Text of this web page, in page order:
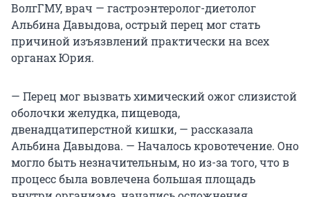
ВолгГМУ, врач — гастроэнтеролог-диетолог
Альбина Давыдова, острый перец мог стать
причиной изъязвлений практически на всех
органах Юрия.
— Перец мог вызвать химический ожог слизистой
оболочки желудка, пищевода,
двенадцатиперстной кишки, — рассказала
Альбина Давыдова. — Началось кровотечение. Оно
могло быть незначительным, но из-за того, что в
процесс была вовлечена большая площадь